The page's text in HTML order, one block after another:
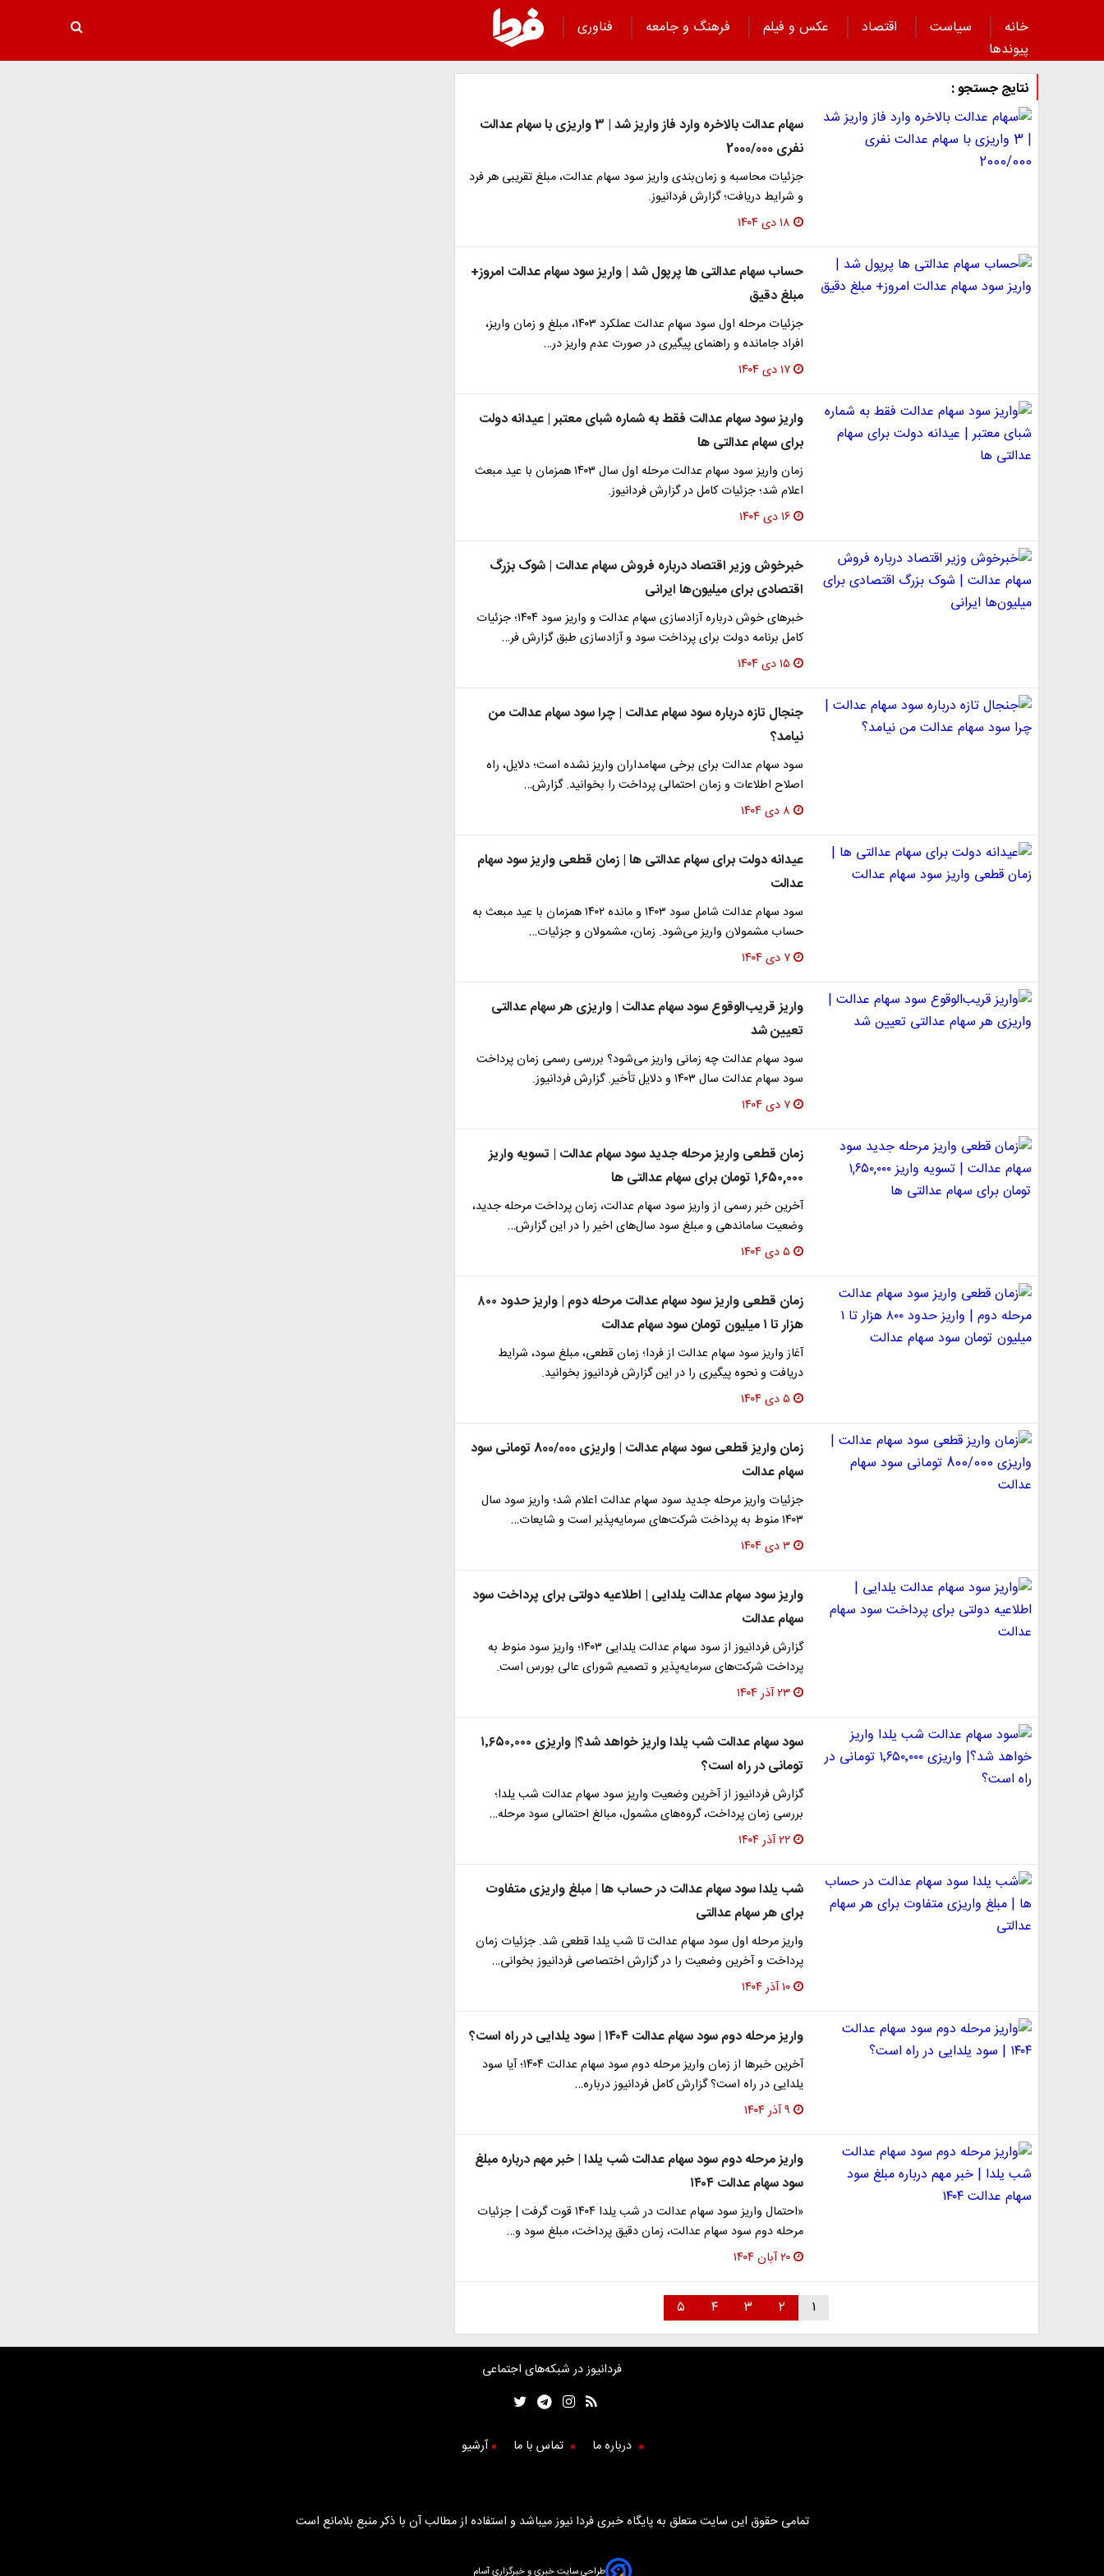
خانه سیاست اقتصاد عکس و فیلم فرهنگ و جامعه
فناوری
پیوند‌ها
نتایج جستجو :
سهام عدالت بالاخره وارد فاز واریز شد | 3 واریزی با سهام عدالت
نفری 2000/000
جزئیات محاسبه و زمان‌بندی واریز سود سهام عدالت، مبلغ تقریبی هر فرد
و شرایط دریافت؛ گزارش فردانیوز.
۱۸ دی ۱۴۰۴
حساب سهام عدالتی ها پرپول شد | واریز سود سهام عدالت امروز+
مبلغ دقیق
جزئیات مرحله اول سود سهام عدالت عملکرد ۱۴۰۳، مبلغ و زمان واریز،
افراد جامانده و راهنمای پیگیری در صورت عدم واریز در…
۱۷ دی ۱۴۰۴
واریز سود سهام عدالت فقط به شماره شبای معتبر | عیدانه دولت
برای سهام عدالتی ها
زمان واریز سود سهام عدالت مرحله اول سال ۱۴۰۳ همزمان با عید مبعث
اعلام شد؛ جزئیات کامل در گزارش فردانیوز.
۱۶ دی ۱۴۰۴
خبرخوش وزیر اقتصاد درباره فروش سهام عدالت | شوک بزرگ
اقتصادی برای میلیون‌ها ایرانی
خبرهای خوش درباره آزادسازی سهام عدالت و واریز سود ۱۴۰۴؛ جزئیات
کامل برنامه دولت برای پرداخت سود و آزادسازی طبق گزارش فر…
۱۵ دی ۱۴۰۴
جنجال تازه درباره سود سهام عدالت | چرا سود سهام عدالت من
نیامد؟
سود سهام عدالت برای برخی سهامداران واریز نشده است؛ دلایل، راه
اصلاح اطلاعات و زمان احتمالی پرداخت را بخوانید. گزارش…
۸ دی ۱۴۰۴
عیدانه دولت برای سهام عدالتی ها | زمان قطعی واریز سود سهام
عدالت
سود سهام عدالت شامل سود ۱۴۰۳ و مانده ۱۴۰۲ همزمان با عید مبعث به
حساب مشمولان واریز می‌شود. زمان، مشمولان و جزئیات…
۷ دی ۱۴۰۴
واریز قریب‌الوقوع سود سهام عدالت | واریزی هر سهام عدالتی
تعیین شد
سود سهام عدالت چه زمانی واریز می‌شود؟ بررسی رسمی زمان پرداخت
سود سهام عدالت سال ۱۴۰۳ و دلایل تأخیر. گزارش فردانیوز.
۷ دی ۱۴۰۴
زمان قطعی واریز مرحله جدید سود سهام عدالت | تسویه واریز
۱,۶۵۰,۰۰۰ تومان برای سهام عدالتی ها
آخرین خبر رسمی از واریز سود سهام عدالت، زمان پرداخت مرحله جدید،
وضعیت ساماندهی و مبلغ سود سال‌های اخیر را در این گزارش…
۵ دی ۱۴۰۴
زمان قطعی واریز سود سهام عدالت مرحله دوم | واریز حدود ۸۰۰
هزار تا ۱ میلیون تومان سود سهام عدالت
آغاز واریز سود سهام عدالت از فردا؛ زمان قطعی، مبلغ سود، شرایط
دریافت و نحوه پیگیری را در این گزارش فردانیوز بخوانید.
۵ دی ۱۴۰۴
زمان واریز قطعی سود سهام عدالت | واریزی 800/000 تومانی سود
سهام عدالت
جزئیات واریز مرحله جدید سود سهام عدالت اعلام شد؛ واریز سود سال
۱۴۰۳ منوط به پرداخت شرکت‌های سرمایه‌پذیر است و شایعات…
۳ دی ۱۴۰۴
واریز سود سهام عدالت یلدایی | اطلاعیه دولتی برای پرداخت سود
سهام عدالت
گزارش فردانیوز از سود سهام عدالت یلدایی ۱۴۰۳؛ واریز سود منوط به
پرداخت شرکت‌های سرمایه‌پذیر و تصمیم شورای عالی بورس است.
۲۳ آذر ۱۴۰۴
سود سهام عدالت شب یلدا واریز خواهد شد؟| واریزی ۱٬۶۵۰٬۰۰۰
تومانی در راه است؟
گزارش فردانیوز از آخرین وضعیت واریز سود سهام عدالت شب یلدا؛
بررسی زمان پرداخت، گروه‌های مشمول، مبالغ احتمالی سود مرحله…
۲۲ آذر ۱۴۰۴
شب یلدا سود سهام عدالت در حساب ها | مبلغ واریزی متفاوت
برای هر سهام عدالتی
واریز مرحله اول سود سهام عدالت تا شب یلدا قطعی شد. جزئیات زمان
پرداخت و آخرین وضعیت را در گزارش اختصاصی فردانیوز بخوانی…
۱۰ آذر ۱۴۰۴
واریز مرحله دوم سود سهام عدالت ۱۴۰۴ | سود یلدایی در راه است؟
آخرین خبرها از زمان واریز مرحله دوم سود سهام عدالت ۱۴۰۴؛ آیا سود
یلدایی در راه است؟ گزارش کامل فردانیوز درباره…
۹ آذر ۱۴۰۴
واریز مرحله دوم سود سهام عدالت شب یلدا | خبر مهم درباره مبلغ
سود سهام عدالت ۱۴۰۴
«احتمال واریز سود سهام عدالت در شب یلدا ۱۴۰۴ قوت گرفت | جزئیات
مرحله دوم سود سهام عدالت، زمان دقیق پرداخت، مبلغ سود و…
۲۰ آبان ۱۴۰۴
۱ ۲ ۳ ۴ ۵
فردانیوز در شبکه‌های اجتماعی
درباره ما تماس با ما آرشیو
تمامی حقوق این سایت متعلق به پایگاه خبری فردا نیوز میباشد و استفاده از مطالب آن با ذکر منبع بلامانع است
طراحی سایت خبری و خبرگزاری آسام